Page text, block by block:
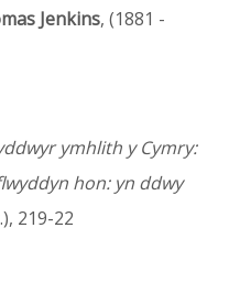
Jenkins, (1881 -
ymhlith y Cymry:
hon: yn ddwy
219-22